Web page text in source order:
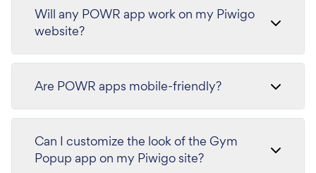
Will any POWR app work on my Piwigo
website?
Are POWR apps mobile-friendly?
Can I customize the look of the Gym
Popup app on my Piwigo site?